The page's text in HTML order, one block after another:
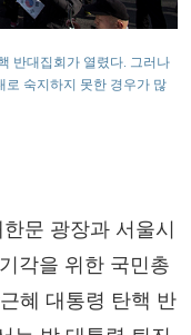
반대집회가 열렸다. 그러나
로 숙지하지 못한 경우가 많
문 광장과 서울시
각을 위한 국민총
혜 대통령 탄핵 반